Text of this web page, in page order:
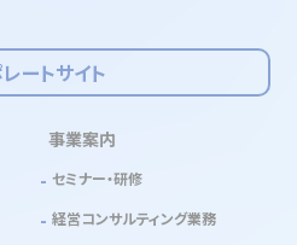
ートサイト
事業案内
セミナー・研修
経営コンサルティング業務